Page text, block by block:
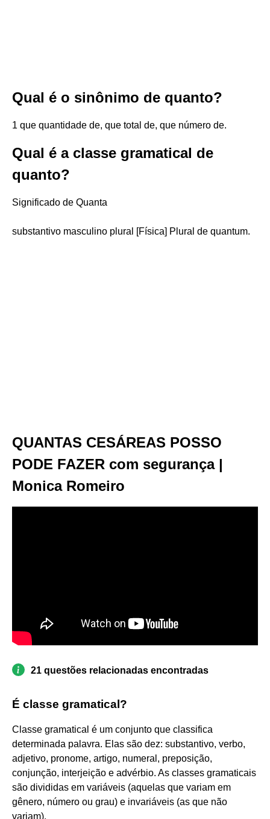
Qual é o sinônimo de quanto?
1 que quantidade de, que total de, que número de.
Qual é a classe gramatical de
quanto?
Significado de Quanta
substantivo masculino plural [Física] Plural de quantum.
QUANTAS CESÁREAS POSSO
PODE FAZER com segurança |
Monica Romeiro
21 questões relacionadas encontradas
É classe gramatical?
Classe gramatical é um conjunto que classifica
determinada palavra. Elas são dez: substantivo, verbo,
adjetivo, pronome, artigo, numeral, preposição,
conjunção, interjeição e advérbio. As classes gramaticais
são divididas em variáveis (aquelas que variam em
gênero, número ou grau) e invariáveis (as que não
variam).